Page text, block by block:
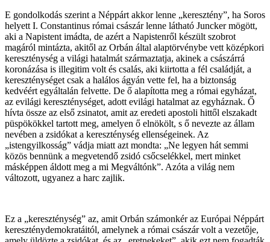
E gondolkodás szerint a Néppárt akkor lenne „keresztény”, ha Soros
helyett I. Constantinus római császár lenne látható Juncker mögött,
aki a Napistent imádta, de azért a Napistenről készült szobrot
magáról mintázta, akitől az Orbán által alaptörvénybe vett középkori
kereszténység a világi hatalmát származtatja, akinek a császárrá
koronázása is illegitim volt és csalás, aki kiirtotta a fél családját, a
kereszténységet csak a halálos ágyán vette fel, ha a biztonság
kedvéért egyáltalán felvette. De ő alapította meg a római egyházat,
az evilági kereszténységet, adott evilági hatalmat az egyháznak. Ő
hívta össze az első zsinatot, amit az eredeti apostoli hittől elszakadt
püspökökkel tartott meg, amelyen ő elnökölt, s ő nevezte az állam
nevében a zsidókat a kereszténység ellenségeinek. Az
„istengyilkosság” vádja miatt azt mondta: „Ne legyen hát semmi
közös bennünk a megvetendő zsidó csőcselékkel, mert minket
másképpen áldott meg a mi Megváltónk”. Azóta a világ nem
változott, ugyanez a harc zajlik.
Ez a „kereszténység” az, amit Orbán számonkér az Európai Néppárt
kereszténydemokratáitól, amelynek a római császár volt a vezetője,